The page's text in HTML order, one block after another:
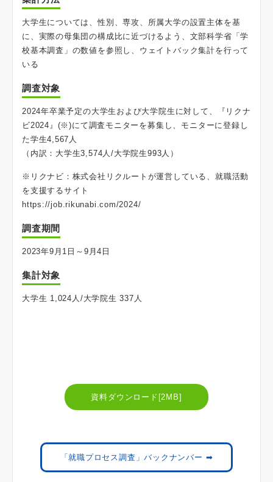
大学生については、性別、専攻、所属大学の設置主体を基
に、実際の母集団の構成比に近づけるよう、文部科学省「学
校基本調査」の数値を参照し、ウェイトバック集計を行って
いる
調査対象
2024年卒業予定の大学生および大学院生に対して、『リクナ
ビ2024』(※)にて調査モニターを募集し、モニターに登録し
た学生4,567人
（内訳：大学生3,574人/大学院生993人）
※リクナビ：株式会社リクルートが運営している、就職活動
を支援するサイト
https://job.rikunabi.com/2024/
調査期間
2023年9月1日～9月4日
集計対象
大学生 1,024人/大学院生 337人
資料ダウンロード[2MB]
「就職プロセス調査」バックナンバー ➡